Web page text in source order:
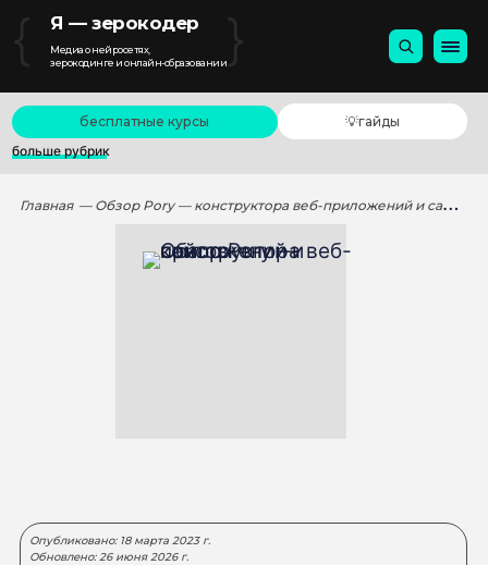
{ Я — зерокодер
Медиа о нейросетях,
зерокодинге и онлайн-образовании}
бесплатные курсы
💡гайды
больше рубрик
Главная — Обзор Pory — конструктора веб-приложений и сайтов
Опубликовано: 18 марта 2023 г.
Обновлено: 26 июня 2026 г.